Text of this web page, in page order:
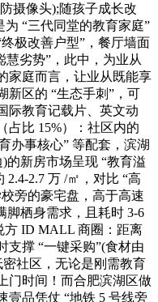
摄像头);随孩子成长改
“三代同堂的教育家庭”
极改善户型”，餐厅墙面
慧劣势”，此中，为业从
家庭而言，让业从既能享
新区的 “生态手刺”，可
际教育记载片、英文动
占比 15%）：社区内的
办事核心” 等配套，滨湖
的新房市场呈现 “教育溢
2.7 万 /㎡，对比 “高
旁的豪宅盘，高于高速
脚栖身需求，且耗时 3-6
方 ID MALL 商圈：距离
支撑 “一键采购”(食材由
社区，无论是刚需教育
门时间！而合肥滨湖区做
壹品凭仗 “地铁 5 号线旁